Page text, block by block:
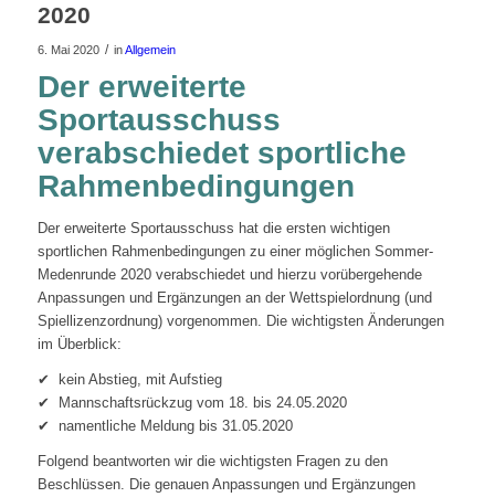
2020
6. Mai 2020 / inAllgemein
Der erweiterte
Sportausschuss
verabschiedet sportliche
Rahmenbedingungen
Der erweiterte Sportausschuss hat die ersten wichtigen
sportlichen Rahmenbedingungen zu einer möglichen Sommer-
Medenrunde 2020 verabschiedet und hierzu vorübergehende
Anpassungen und Ergänzungen an der Wettspielordnung (und
Spiellizenzordnung) vorgenommen. Die wichtigsten Änderungen
im Überblick:
✔ kein Abstieg, mit Aufstieg
✔ Mannschaftsrückzug vom 18. bis 24.05.2020
✔ namentliche Meldung bis 31.05.2020
Folgend beantworten wir die wichtigsten Fragen zu den
Beschlüssen. Die genauen Anpassungen und Ergänzungen